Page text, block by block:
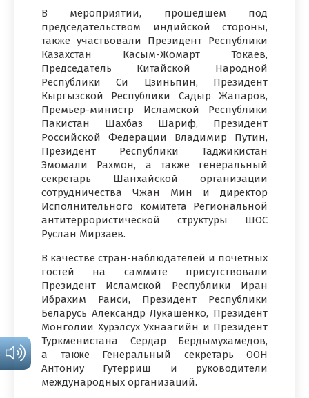
В мероприятии, прошедшем под
председательством индийской стороны,
также участвовали Президент Республики
Казахстан Касым-Жомарт Токаев,
Председатель Китайской Народной
Республики Си Цзиньпин, Президент
Кыргызской Республики Садыр Жапаров,
Премьер-министр Исламской Республики
Пакистан Шахбаз Шариф, Президент
Российской Федерации Владимир Путин,
Президент Республики Таджикистан
Эмомали Рахмон, а также генеральный
секретарь Шанхайской организации
сотрудничества Чжан Мин и директор
Исполнительного комитета Региональной
антитеррористической структуры ШОС
Руслан Мирзаев.
В качестве стран-наблюдателей и почетных
гостей на саммите присутствовали
Президент Исламской Республики Иран
Ибрахим Раиси, Президент Республики
Беларусь Александр Лукашенко, Президент
Монголии Хурэлсух Ухнаагийн и Президент
Туркменистана Сердар Бердымухамедов,
а также Генеральный секретарь ООН
Антониу Гутерриш и руководители
международных организаций.